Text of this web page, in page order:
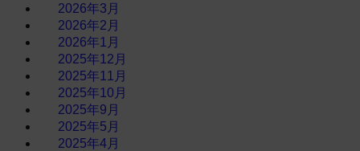
2026年3月
2026年2月
2026年1月
2025年12月
2025年11月
2025年10月
2025年9月
2025年5月
2025年4月